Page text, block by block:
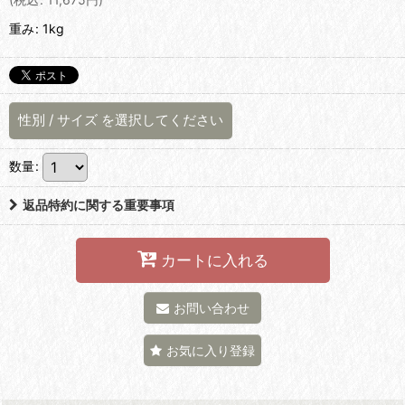
重み: 1kg
性別 / サイズ を選択してください
数量:
返品特約に関する重要事項
カートに入れる
お問い合わせ
お気に入り登録